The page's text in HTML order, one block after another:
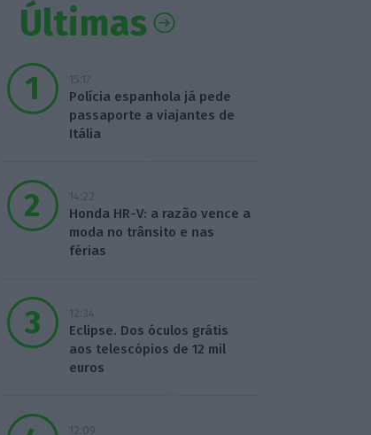
Últimas
15:17
Polícia espanhola já pede
passaporte a viajantes de
Itália
14:22
Honda HR-V: a razão vence a
moda no trânsito e nas
férias
12:34
Eclipse. Dos óculos grátis
aos telescópios de 12 mil
euros
12:09